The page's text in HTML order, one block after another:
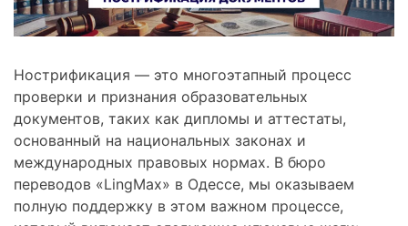
Нострификация — это многоэтапный процесс
проверки и признания образовательных
документов, таких как дипломы и аттестаты,
основанный на национальных законах и
международных правовых нормах. В бюро
переводов «LingMax» в Одессе, мы оказываем
полную поддержку в этом важном процессе,